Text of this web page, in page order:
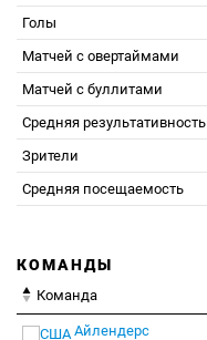
Голы
Матчей с овертаймами
Матчей с буллитами
Средняя результативность
Зрители
Средняя посещаемость
КОМАНДЫ
Команда
Айлендерс